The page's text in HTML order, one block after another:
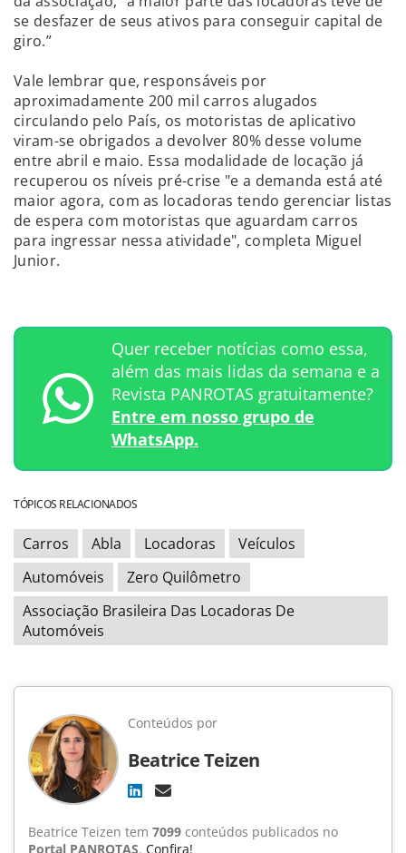
se desfazer de seus ativos para conseguir capital de
giro.”
Vale lembrar que, responsáveis por
aproximadamente 200 mil carros alugados
circulando pelo País, os motoristas de aplicativo
viram-se obrigados a devolver 80% desse volume
entre abril e maio. Essa modalidade de locação já
recuperou os níveis pré-crise "e a demanda está até
maior agora, com as locadoras tendo gerenciar listas
de espera com motoristas que aguardam carros
para ingressar nessa atividade", completa Miguel
Junior.
Quer receber notícias como essa,
além das mais lidas da semana e a
Revista PANROTAS gratuitamente?
Entre em nosso grupo de
WhatsApp.
TÓPICOS RELACIONADOS
Carros Abla Locadoras
Veículos
Automóveis
Zero Quilômetro
Associação Brasileira Das Locadoras De
Automóveis
Conteúdos por
Beatrice Teizen
Beatrice Teizen tem 7099 conteúdos publicados no
Portal PANROTAS. Confira!